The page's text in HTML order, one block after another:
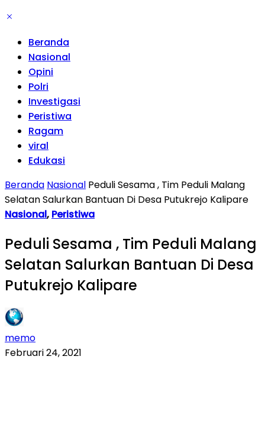
Beranda
Nasional
Opini
Polri
Investigasi
Peristiwa
Ragam
viral
Edukasi
Beranda Nasional Peduli Sesama , Tim Peduli Malang
Selatan Salurkan Bantuan Di Desa Putukrejo Kalipare
Nasional, Peristiwa
Peduli Sesama , Tim Peduli Malang
Selatan Salurkan Bantuan Di Desa
Putukrejo Kalipare
memo
Februari 24, 2021